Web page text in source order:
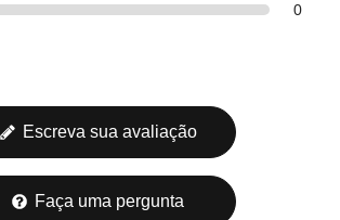
0
Escreva sua avaliação
Faça uma pergunta